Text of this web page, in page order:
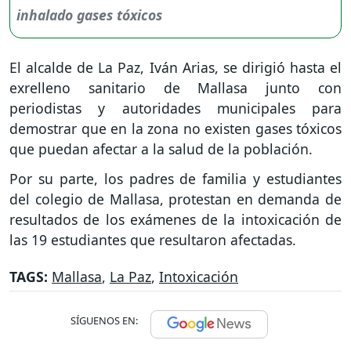
El alcalde de La Paz, Iván Arias, se dirigió hasta el
exrelleno sanitario de Mallasa junto con
periodistas y autoridades municipales para
demostrar que en la zona no existen gases tóxicos
que puedan afectar a la salud de la población.
Por su parte, los padres de familia y estudiantes
del colegio de Mallasa, protestan en demanda de
resultados de los exámenes de la intoxicación de
las 19 estudiantes que resultaron afectadas.
TAGS: Mallasa, La Paz, Intoxicación
SÍGUENOS EN: